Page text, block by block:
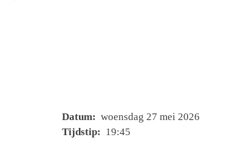
Datum: woensdag 27 mei 2026
Tijdstip: 19:45